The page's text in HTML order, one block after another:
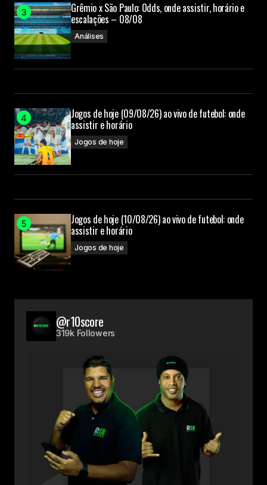
Grêmio x São Paulo: Odds, onde assistir, horário e
escalações – 08/08
Análises
Jogos de hoje (09/08/26) ao vivo de futebol: onde
assistir e horário
Jogos de hoje
Jogos de hoje (10/08/26) ao vivo de futebol: onde
assistir e horário
Jogos de hoje
@r10score
319k Followers